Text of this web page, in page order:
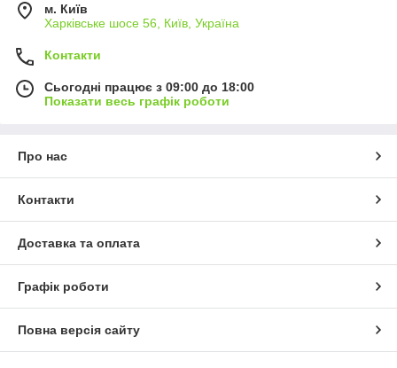
м. Київ
Харківське шосе 56, Київ, Україна
Контакти
Сьогодні працює з 09:00 до 18:00
Показати весь графік роботи
Про нас
Контакти
Доставка та оплата
Графік роботи
Повна версія сайту